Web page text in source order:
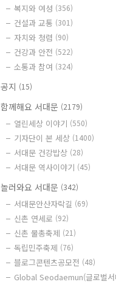
복지와 여성 (356)
건설과 교통 (301)
자치와 청렴 (90)
건강과 안전 (522)
소통과 참여 (324)
공지 (15)
함께해요 서대문 (2179)
열린세상 이야기 (550)
기자단이 본 세상 (1400)
서대문 건강밥상 (28)
서대문 역사이야기 (45)
놀러와요 서대문 (342)
서대문안산자락길 (69)
신촌 연세로 (92)
신촌 물총축제 (21)
독립민주축제 (76)
블로그콘텐츠공모전 (48)
Global Seodaemun(글로벌서